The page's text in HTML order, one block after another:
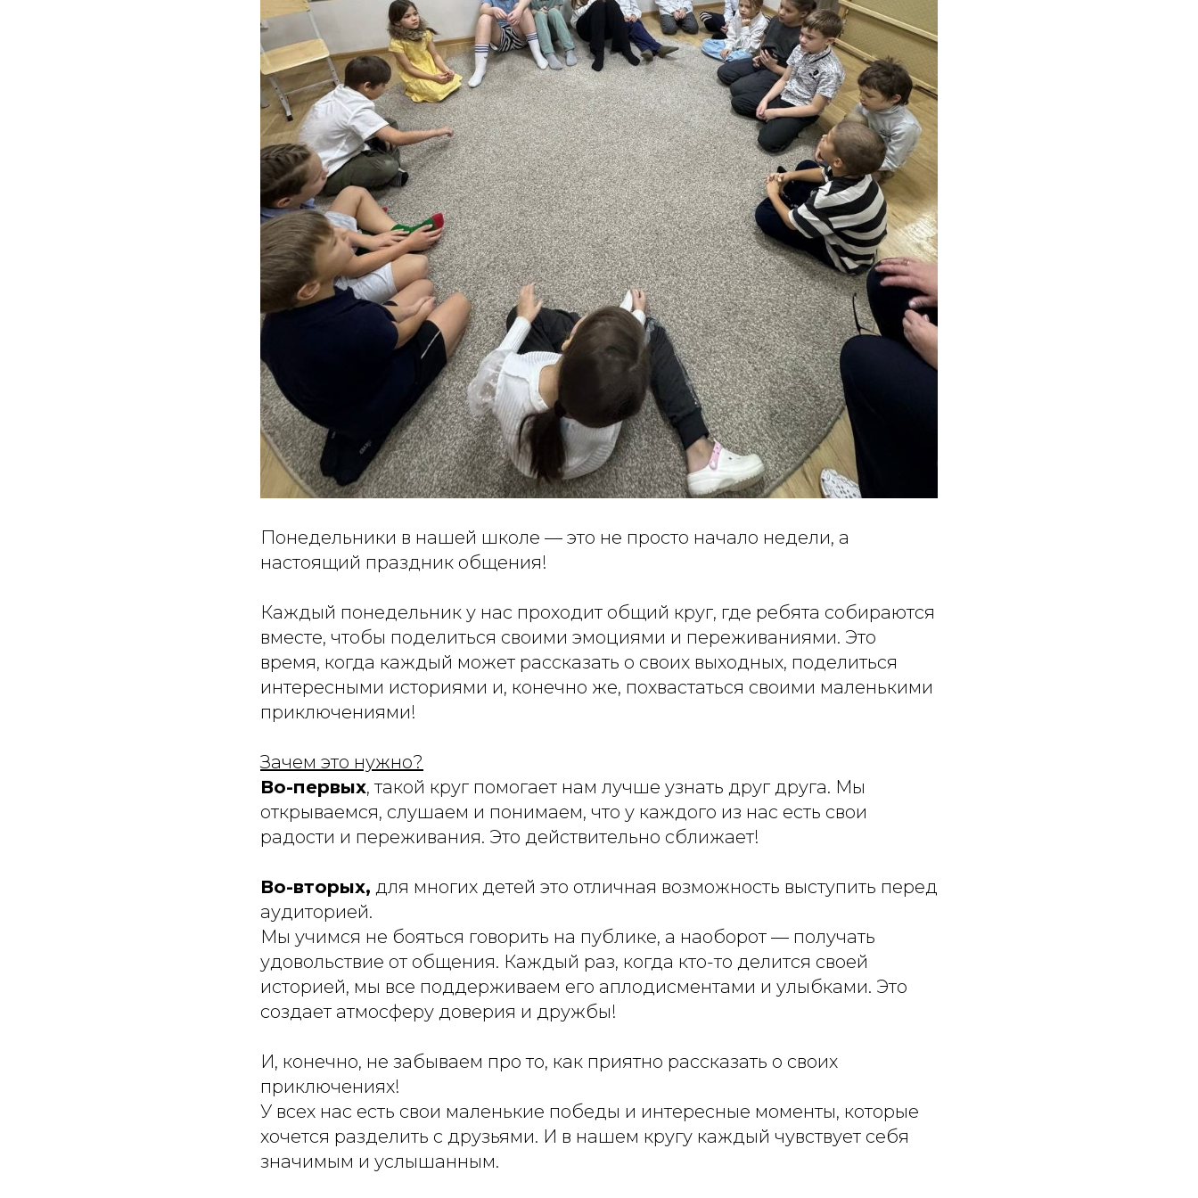
Понедельники в нашей школе — это не просто начало недели, а
настоящий праздник общения!
Каждый понедельник у нас проходит общий круг, где ребята собираются
вместе, чтобы поделиться своими эмоциями и переживаниями. Это
время, когда каждый может рассказать о своих выходных, поделиться
интересными историями и, конечно же, похвастаться своими маленькими
приключениями!
Зачем это нужно?
Во-первых, такой круг помогает нам лучше узнать друг друга. Мы
открываемся, слушаем и понимаем, что у каждого из нас есть свои
радости и переживания. Это действительно сближает!
Во-вторых, для многих детей это отличная возможность выступить перед
аудиторией.
Мы учимся не бояться говорить на публике, а наоборот — получать
удовольствие от общения. Каждый раз, когда кто-то делится своей
историей, мы все поддерживаем его аплодисментами и улыбками. Это
создает атмосферу доверия и дружбы!
И, конечно, не забываем про то, как приятно рассказать о своих
приключениях!
У всех нас есть свои маленькие победы и интересные моменты, которые
хочется разделить с друзьями. И в нашем кругу каждый чувствует себя
значимым и услышанным.